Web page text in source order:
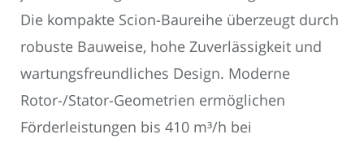
Die kompakte Scion-Baureihe überzeugt durch
robuste Bauweise, hohe Zuverlässigkeit und
wartungsfreundliches Design. Moderne
Rotor-/Stator-Geometrien ermöglichen
Förderleistungen bis 410 m³/h bei